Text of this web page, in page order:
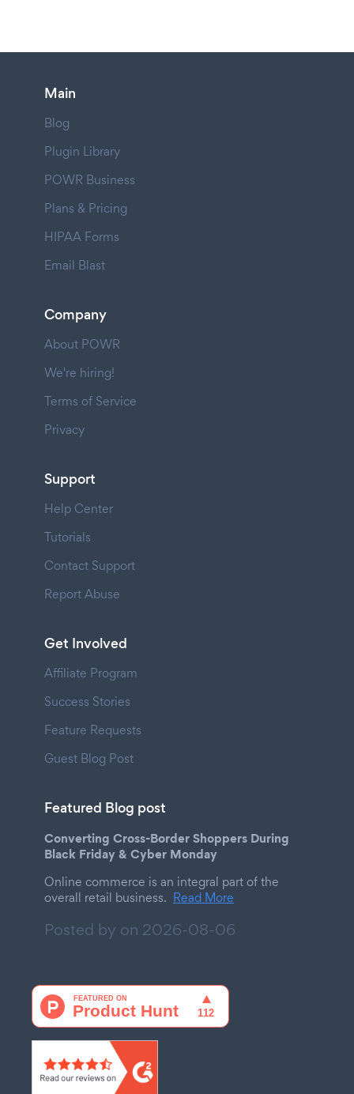
Main
Blog
Plugin Library
POWR Business
Plans & Pricing
HIPAA Forms
Email Blast
Company
About POWR
We're hiring!
Terms of Service
Privacy
Support
Help Center
Tutorials
Contact Support
Report Abuse
Get Involved
Affiliate Program
Success Stories
Feature Requests
Guest Blog Post
Featured Blog post
Converting Cross-Border Shoppers During
Black Friday & Cyber Monday
Online commerce is an integral part of the
overall retail business. Read More
Posted by on 2026-08-06